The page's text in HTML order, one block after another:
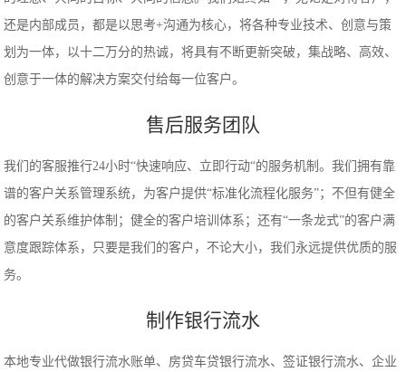
还是内部成员，都是以思考+沟通为核心，将各种专业技术、创意与策
划为一体，以十二万分的热诚，将具有不断更新突破，集战略、高效、
创意于一体的解决方案交付给每一位客户。
售后服务团队
我们的客服推行24小时“快速响应、立即行动“的服务机制。我们拥有靠
谱的客户关系管理系统，为客户提供“标准化流程化服务”；不但有健全
的客户关系维护体制；健全的客户培训体系；还有“一条龙式”的客户满
意度跟踪体系，只要是我们的客户，不论大小，我们永远提供优质的服
务。
制作银行流水
本地专业代做银行流水账单、房贷车贷银行流水、签证银行流水、企业